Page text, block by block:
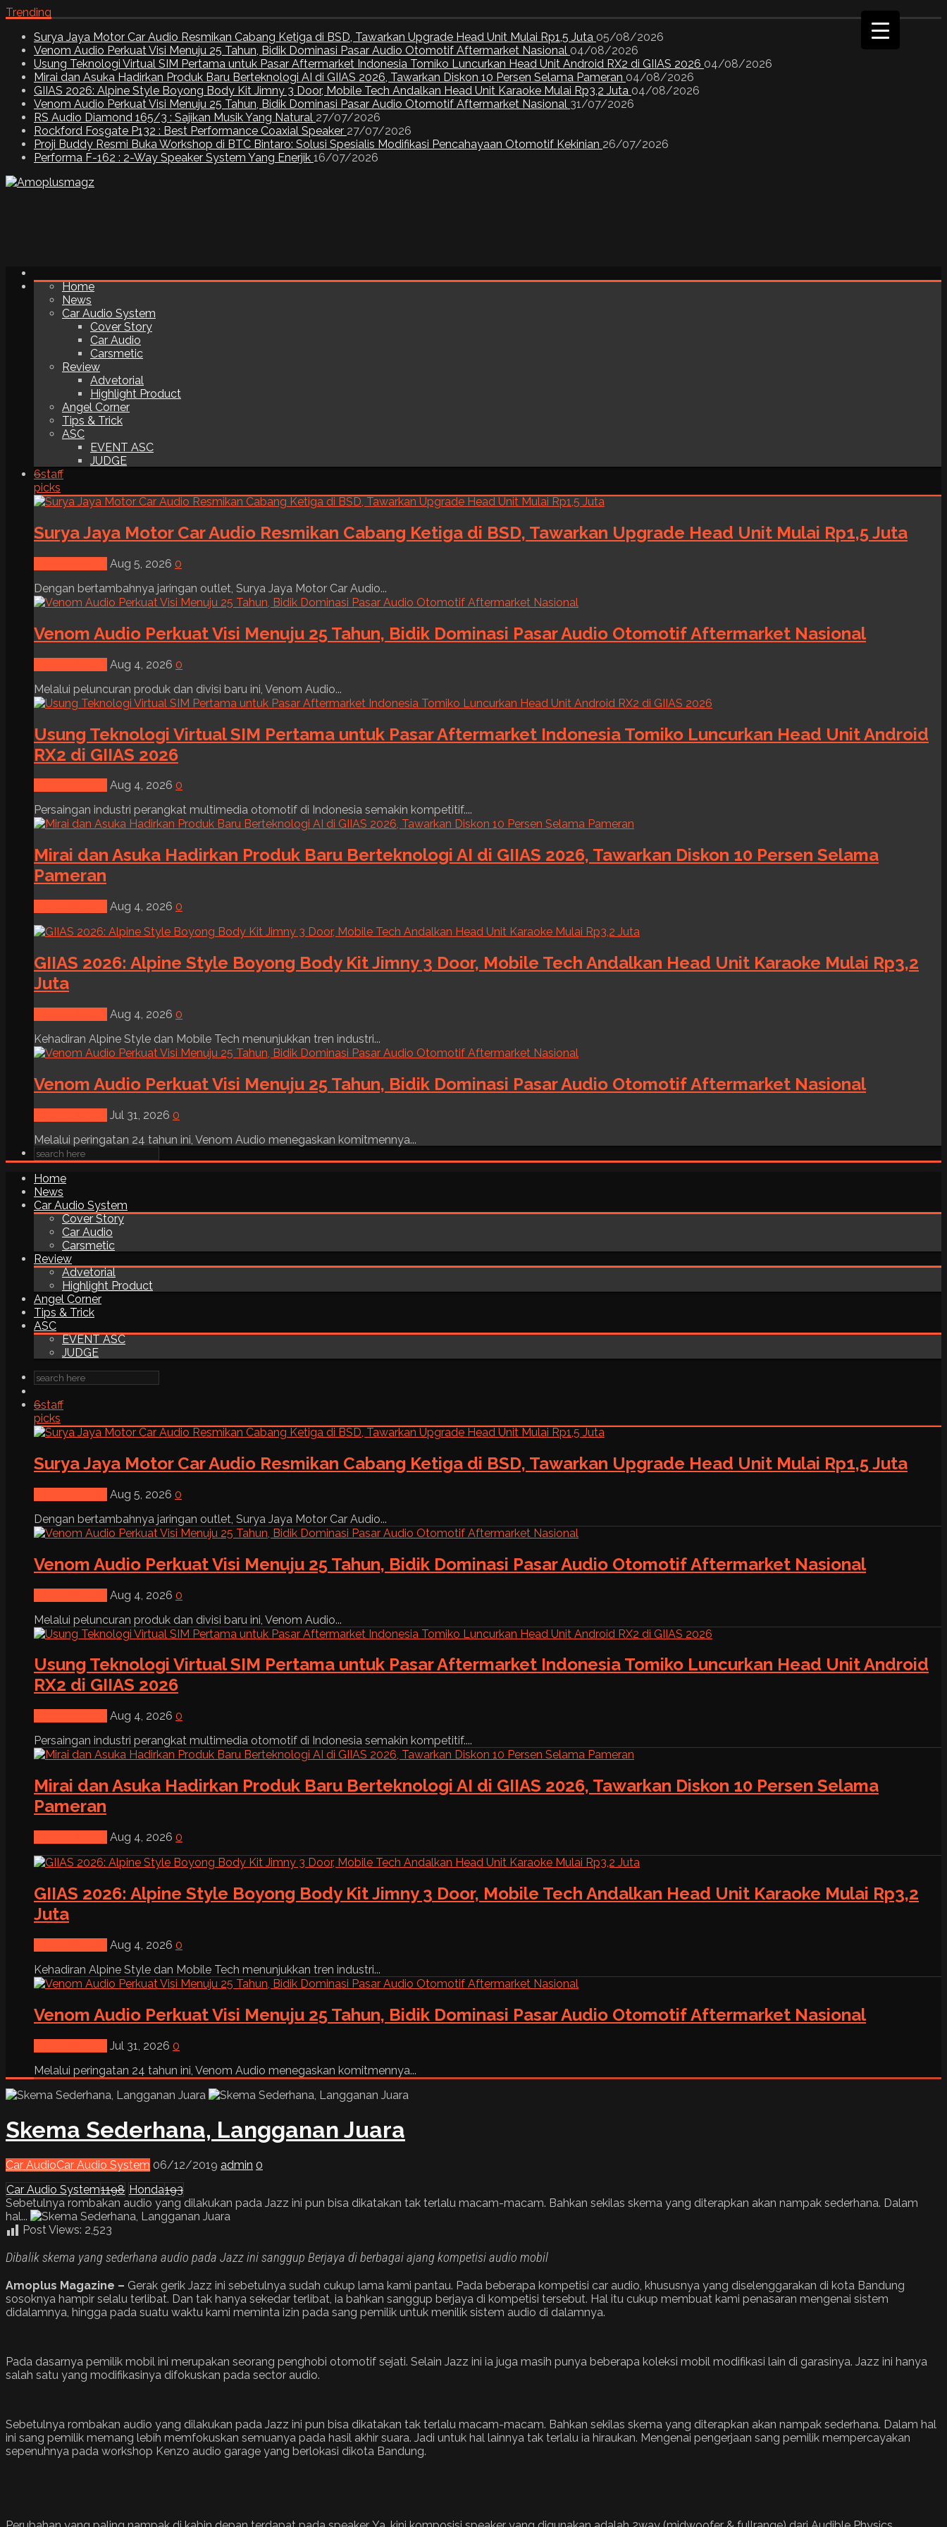
Trending
Surya Jaya Motor Car Audio Resmikan Cabang Ketiga di BSD, Tawarkan Upgrade Head Unit Mulai Rp1,5 Juta 05/08/2026
Venom Audio Perkuat Visi Menuju 25 Tahun, Bidik Dominasi Pasar Audio Otomotif Aftermarket Nasional 04/08/2026
Usung Teknologi Virtual SIM Pertama untuk Pasar Aftermarket Indonesia Tomiko Luncurkan Head Unit Android RX2 di GIIAS 2026 04/08/2026
Mirai dan Asuka Hadirkan Produk Baru Berteknologi AI di GIIAS 2026, Tawarkan Diskon 10 Persen Selama Pameran 04/08/2026
GIIAS 2026: Alpine Style Boyong Body Kit Jimny 3 Door, Mobile Tech Andalkan Head Unit Karaoke Mulai Rp3,2 Juta 04/08/2026
Venom Audio Perkuat Visi Menuju 25 Tahun, Bidik Dominasi Pasar Audio Otomotif Aftermarket Nasional 31/07/2026
RS Audio Diamond 165/3 : Sajikan Musik Yang Natural 27/07/2026
Rockford Fosgate P132 : Best Performance Coaxial Speaker 27/07/2026
Proji Buddy Resmi Buka Workshop di BTC Bintaro: Solusi Spesialis Modifikasi Pencahayaan Otomotif Kekinian 26/07/2026
Performa F-162 : 2-Way Speaker System Yang Enerjik 16/07/2026
Home
News
Car Audio System
Cover Story
Car Audio
Carsmetic
Review
Advetorial
Highlight Product
Angel Corner
Tips & Trick
ASC
EVENT ASC
JUDGE
6staff
picks
Surya Jaya Motor Car Audio Resmikan Cabang Ketiga di BSD, Tawarkan Upgrade Head Unit Mulai Rp1,5 Juta
Aug 5, 2026 0
Dengan bertambahnya jaringan outlet, Surya Jaya Motor Car Audio...
Venom Audio Perkuat Visi Menuju 25 Tahun, Bidik Dominasi Pasar Audio Otomotif Aftermarket Nasional
Aug 4, 2026 0
Melalui peluncuran produk dan divisi baru ini, Venom Audio...
Usung Teknologi Virtual SIM Pertama untuk Pasar Aftermarket Indonesia Tomiko Luncurkan Head Unit Android
RX2 di GIIAS 2026
Aug 4, 2026 0
Persaingan industri perangkat multimedia otomotif di Indonesia semakin kompetitif....
Mirai dan Asuka Hadirkan Produk Baru Berteknologi AI di GIIAS 2026, Tawarkan Diskon 10 Persen Selama
Pameran
Aug 4, 2026 0
GIIAS 2026: Alpine Style Boyong Body Kit Jimny 3 Door, Mobile Tech Andalkan Head Unit Karaoke Mulai Rp3,2
Juta
Aug 4, 2026 0
Kehadiran Alpine Style dan Mobile Tech menunjukkan tren industri...
Venom Audio Perkuat Visi Menuju 25 Tahun, Bidik Dominasi Pasar Audio Otomotif Aftermarket Nasional
Jul 31, 2026 0
Melalui peringatan 24 tahun ini, Venom Audio menegaskan komitmennya...
Home
News
Car Audio System
Cover Story
Car Audio
Carsmetic
Review
Advetorial
Highlight Product
Angel Corner
Tips & Trick
ASC
EVENT ASC
JUDGE
6staff
picks
Surya Jaya Motor Car Audio Resmikan Cabang Ketiga di BSD, Tawarkan Upgrade Head Unit Mulai Rp1,5 Juta
Aug 5, 2026 0
Dengan bertambahnya jaringan outlet, Surya Jaya Motor Car Audio...
Venom Audio Perkuat Visi Menuju 25 Tahun, Bidik Dominasi Pasar Audio Otomotif Aftermarket Nasional
Aug 4, 2026 0
Melalui peluncuran produk dan divisi baru ini, Venom Audio...
Usung Teknologi Virtual SIM Pertama untuk Pasar Aftermarket Indonesia Tomiko Luncurkan Head Unit Android
RX2 di GIIAS 2026
Aug 4, 2026 0
Persaingan industri perangkat multimedia otomotif di Indonesia semakin kompetitif....
Mirai dan Asuka Hadirkan Produk Baru Berteknologi AI di GIIAS 2026, Tawarkan Diskon 10 Persen Selama
Pameran
Aug 4, 2026 0
GIIAS 2026: Alpine Style Boyong Body Kit Jimny 3 Door, Mobile Tech Andalkan Head Unit Karaoke Mulai Rp3,2
Juta
Aug 4, 2026 0
Kehadiran Alpine Style dan Mobile Tech menunjukkan tren industri...
Venom Audio Perkuat Visi Menuju 25 Tahun, Bidik Dominasi Pasar Audio Otomotif Aftermarket Nasional
Jul 31, 2026 0
Melalui peringatan 24 tahun ini, Venom Audio menegaskan komitmennya...
Skema Sederhana, Langganan Juara
Car AudioCar Audio System 06/12/2019 admin 0
Car Audio System1198 Honda193
Sebetulnya rombakan audio yang dilakukan pada Jazz ini pun bisa dikatakan tak terlalu macam-macam. Bahkan sekilas skema yang diterapkan akan nampak sederhana. Dalam
hal...
Post Views: 2,523
Dibalik skema yang sederhana audio pada Jazz ini sanggup Berjaya di berbagai ajang kompetisi audio mobil
Amoplus Magazine – Gerak gerik Jazz ini sebetulnya sudah cukup lama kami pantau. Pada beberapa kompetisi car audio, khususnya yang diselenggarakan di kota Bandung
sosoknya hampir selalu terlibat. Dan tak hanya sekedar terlibat, ia bahkan sanggup berjaya di kompetisi tersebut. Hal itu cukup membuat kami penasaran mengenai sistem
didalamnya, hingga pada suatu waktu kami meminta izin pada sang pemilik untuk menilik sistem audio di dalamnya.
Pada dasarnya pemilik mobil ini merupakan seorang penghobi otomotif sejati. Selain Jazz ini ia juga masih punya beberapa koleksi mobil modifikasi lain di garasinya. Jazz ini hanya
salah satu yang modifikasinya difokuskan pada sector audio.
Sebetulnya rombakan audio yang dilakukan pada Jazz ini pun bisa dikatakan tak terlalu macam-macam. Bahkan sekilas skema yang diterapkan akan nampak sederhana. Dalam hal
ini sang pemilik memang lebih memfokuskan semuanya pada hasil akhir suara. Jadi untuk hal lainnya tak terlalu ia hiraukan. Mengenai pengerjaan sang pemilik mempercayakan
sepenuhnya pada workshop Kenzo audio garage yang berlokasi dikota Bandung.